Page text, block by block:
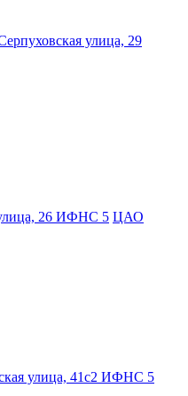
ИФНС 5 ЦАО
ИФНС 5